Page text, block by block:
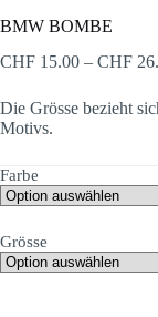
BMW BOMBE
CHF 15.00 – CHF
Die Grösse bezieht
Motivs.
Farbe
Grösse